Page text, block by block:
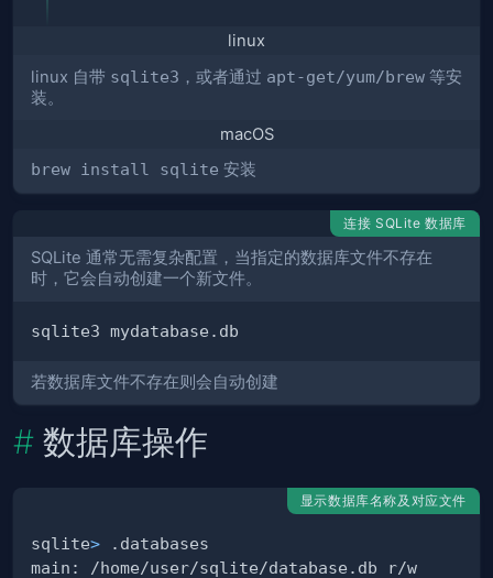
linux
linux 自带 sqlite3 ，或者通过 apt-get/yum/brew 等安
装。
macOS
brew install sqlite 安装
连接 SQLite 数据库
SQLite 通常无需复杂配置，当指定的数据库文件不存在
时，它会自动创建一个新文件。
若数据库文件不存在则会自动创建
数据库操作
显示数据库名称及对应文件
sqlite>